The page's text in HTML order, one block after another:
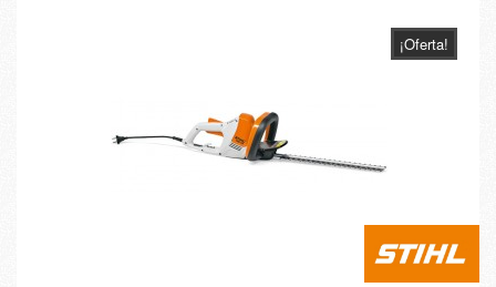
¡Oferta!